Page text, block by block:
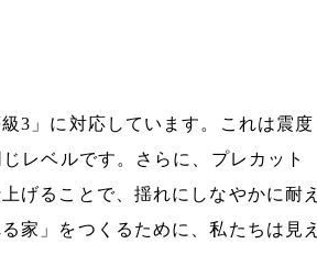
3」に対応しています。これは震度
レベルです。さらに、プレカット
げることで、揺れにしなやかに耐え
家」をつくるために、私たちは見え